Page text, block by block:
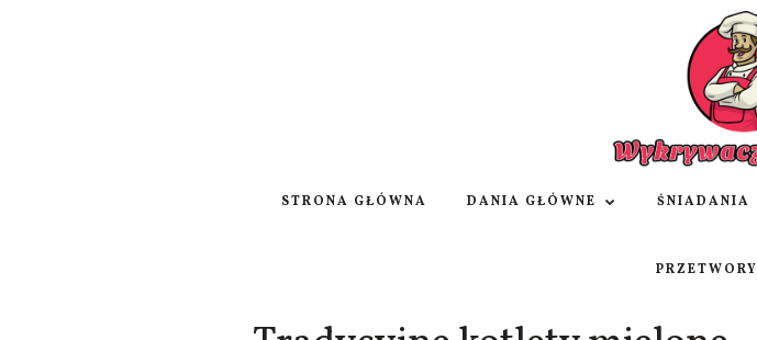
STRONA GŁÓWNA DANIA GŁÓWNE ŚNIADANIA
PRZETWORY